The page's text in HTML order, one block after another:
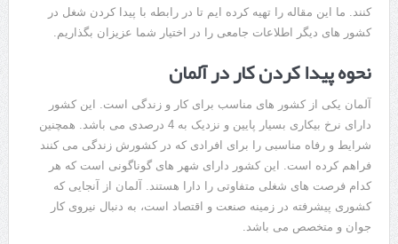
کنند. ما این مقاله را تهیه کرده ایم تا در رابطه با پیدا کردن شغل در
کشور های دیگر اطلاعات جامعی را در اختیار شما عزیزان بگذاریم.
نحوه پیدا کردن کار در آلمان
آلمان یکی از کشور های مناسب برای کار و زندگی است. این کشور
دارای نرخ بیکاری بسیار پایین و نزدیک به 4 درصدی می باشد. همچنین
شرایط و رفاه مناسبی را برای افرادی که در کشورش زندگی می کنند
فراهم کرده است. این کشور دارای شهر های گوناگونی است که هر
کدام فرصت های شغلی متفاوتی را دارا هستند. آلمان از آنجایی که
کشوری پیشرفته در زمینه صنعت و اقتصاد است، به دنبال نیروی کار
جوان و متخصص می باشد.